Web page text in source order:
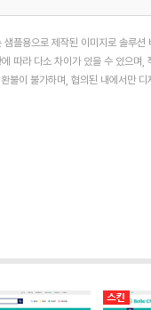
플용으로 제작된 이미지로 솔루
따라 다소 차이가 있을 수 있으며,
불이 불가하며, 협의된 내에서만 디